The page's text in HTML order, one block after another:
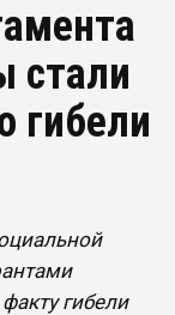
стали
гибели
гибели